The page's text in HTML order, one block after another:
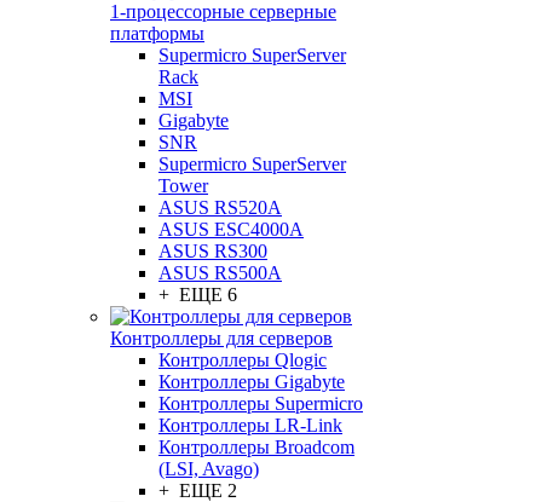
1-процессорные серверные
платформы
Supermicro SuperServer
Rack
MSI
Gigabyte
SNR
Supermicro SuperServer
Tower
ASUS RS520A
ASUS ESC4000A
ASUS RS300
ASUS RS500A
+ ЕЩЕ 6
Контроллеры для серверов
Контроллеры Qlogic
Контроллеры Gigabyte
Контроллеры Supermicro
Контроллеры LR-Link
Контроллеры Broadcom
(LSI, Avago)
+ ЕЩЕ 2